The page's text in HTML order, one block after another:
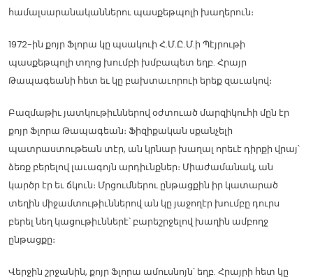
համալսարանականներու պասքեթպոլի խաղերուն։
1972-ին քոյր Ֆլորա կը պսակուի Հ.Մ.Ը.Մ.ի Պէյրութի
պասքեթպոլի տղոց խումբի խմբապետ եղբ. Հրայր
Թապագեանի հետ եւ կը բախտաւորուի երեք զաւակով։
Բազմաթիւ յատկութիւններով օժտուած մարզիկուհի մըն էր
քոյր Ֆլորա Թապագեան։ Ֆիզիքական սքանչելի
պատրաստութեան տէր, ան կրնար խաղալ որեւէ դիրքի վրայ՝
ձեռք բերելով լաւագոյն արդիւնքներ։ Միաժամանակ, ան
կարծր էր եւ ճկուն։ Մրցումներու ընթացքին իր կատարած
տեղին միջամտութիւններով ան կը յաջողէր խումբը դուրս
բերել նեղ կացութիւններէ՝ բարեշրջելով խաղին ամբողջ
ընթացքը։
Վերջին շրջանին, քոյր Ֆլորա ամուսնոյն՝ եղբ. Հրայրի հետ կը